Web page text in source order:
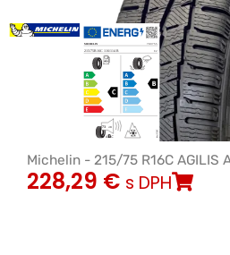
Michelin - 215/75 R16C AGILIS
228,29 € s DPH